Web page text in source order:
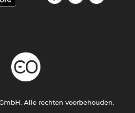
Alle rechten voorbehouden.